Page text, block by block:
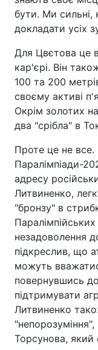
бути. Ми сильні,
докладати усіх
Для Цвєтова це
кар'єрі. Він
100 та 200
своєму активі
Окрім золотих
два "срібла" в
Проте це не
Паралімпіади-
адресу
Литвиненко,
"бронзу" в
незадоволення
підкреслив, що
можуть
повернувшись
підтримувати
Литвиненко
Торсунова, який